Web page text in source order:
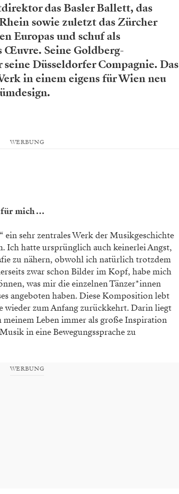
das Basler Ballett, das
sowie zuletzt das Zürcher
Europas und schuf als
Œuvre. Seine Goldberg-
Düsseldorfer Compagnie. Das
in einem eigens für Wien neu
WERBUNG
für mich …
sehr zentrales Werk der Musikgeschichte
Ich hatte ­ursprünglich auch keinerlei Angst,
zu nähern, obwohl ich natürlich trotzdem
zwar schon Bilder im Kopf, habe mich
was mir die einzelnen Tänzer*in­nen
angeboten haben. Diese Komposition lebt
wieder zum Anfang zurückkehrt. Darin liegt
meinem Leben immer als große Inspiration
in eine Be­we­gungs­sprache zu
WERBUNG